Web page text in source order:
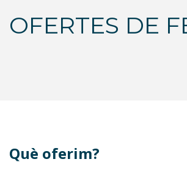
OFERTES DE
Què oferim?